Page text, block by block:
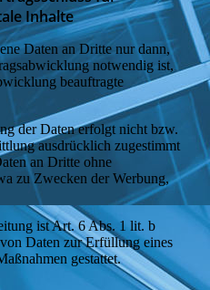
Inhalte
Daten an Dritte nur dann,
notwendig ist,
beauftragte
der Daten erfolgt nicht bzw.
ausdrücklich zugestimmt
an Dritte ohne
zu Zwecken der Werbung,
ist Art. 6 Abs. 1 lit. b
Daten zur Erfüllung eines
gestattet.